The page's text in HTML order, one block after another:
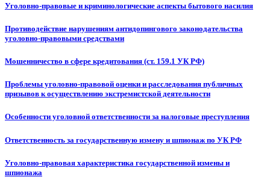
Уголовно-правовые и криминологические аспекты бытового насилия
Противодействие нарушениям антидопингового законодательства
уголовно-правовыми средствами
Мошенничество в сфере кредитования (ст. 159.1 УК РФ)
Проблемы уголовно-правовой оценки и расследования публичных
призывов к осуществлению экстремистской деятельности
Особенности уголовной ответственности за налоговые преступления
Ответственность за государственную измену и шпионаж по УК РФ
Уголовно-правовая характеристика государственной измены и
шпионажа